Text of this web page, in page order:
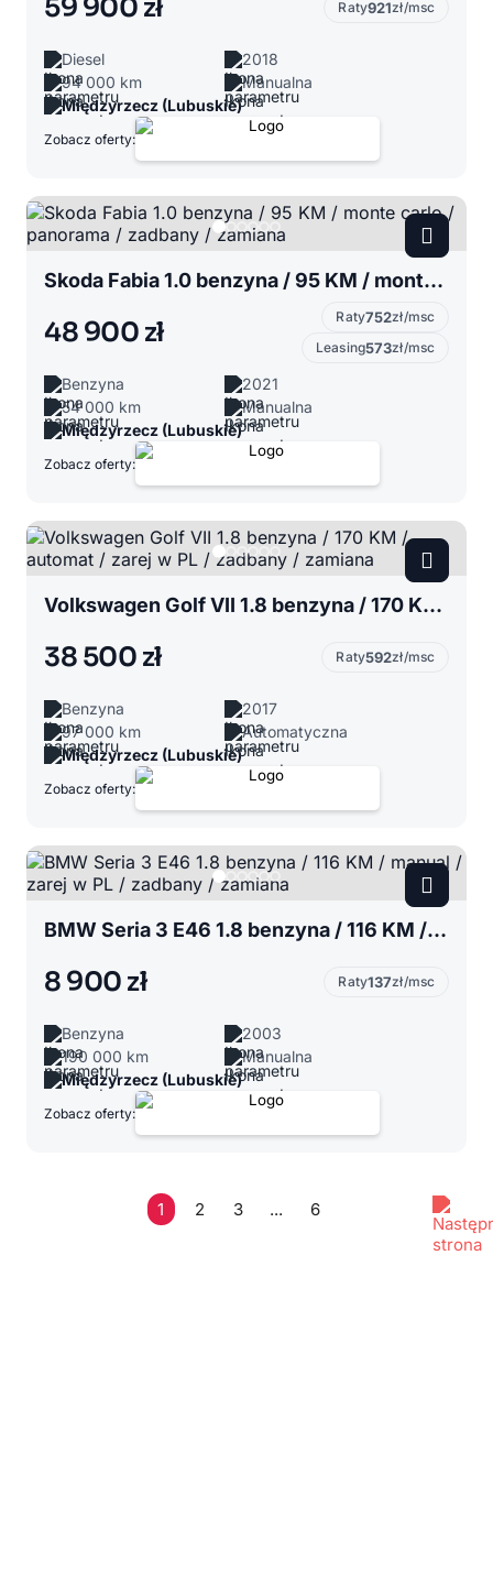
59 900 zł Raty921zł/msc
Diesel
2018
94 000 km
Manualna
Międzyrzecz (Lubuskie)
Zobacz oferty:
Skoda Fabia 1.0 benzyna / 95 KM / monte carlo / panorama / zadbany / zamiana
48 900 zł Raty752zł/msc
Leasing573zł/msc
Benzyna
2021
54 000 km
Manualna
Międzyrzecz (Lubuskie)
Zobacz oferty:
Volkswagen Golf VII 1.8 benzyna / 170 KM / automat / zarej w PL / zadbany / zamiana
38 500 zł Raty592zł/msc
Benzyna
2017
97 000 km
Automatyczna
Międzyrzecz (Lubuskie)
Zobacz oferty:
BMW Seria 3 E46 1.8 benzyna / 116 KM / manual / zarej w PL / zadbany / zamiana
8 900 zł Raty137zł/msc
Benzyna
2003
190 000 km
Manualna
Międzyrzecz (Lubuskie)
Zobacz oferty:
1 2 3 ... 6